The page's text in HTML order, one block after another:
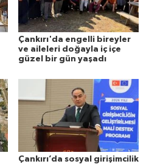
Çankırı'da engelli bireyler
ve aileleri doğayla iç içe
güzel bir gün yaşadı
Çankırı’da sosyal girişimcilik